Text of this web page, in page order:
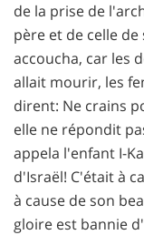
de la prise de
père et de celle
accoucha, car les
allait mourir, les
dirent: Ne crains
elle ne répondit
appela l'enfant I-
d'Israël! C'était à
à cause de son
gloire est bannie